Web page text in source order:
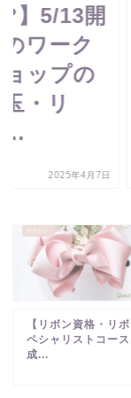
】5/13開
ワーク
ップの
・リ
2025年4月7日
【リボン資格・リ
ペシャリストコー
成...